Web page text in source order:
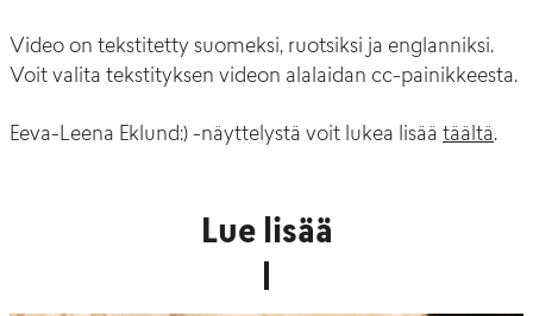
Video on tekstitetty suomeksi, ruotsiksi ja englanniksi.
Voit valita tekstityksen videon alalaidan cc-painikkeesta.
Eeva-Leena Eklund:) -näyttelystä voit lukea lisää täältä.
Lue lisää